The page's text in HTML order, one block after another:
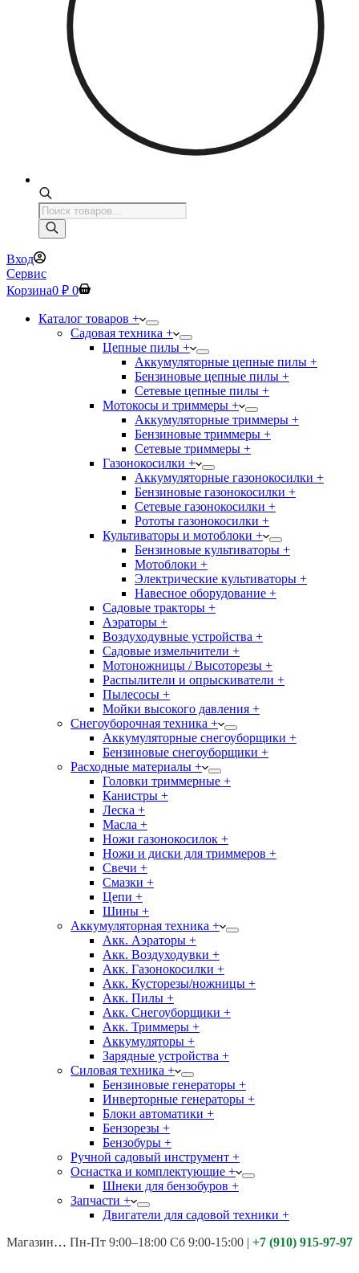
Поиск
товаров
Вход
Сервис
Корзина0 ₽ 0
Каталог товаров +
Садовая техника +
Цепные пилы +
Аккумуляторные цепные пилы +
Бензиновые цепные пилы +
Сетевые цепные пилы +
Мотокосы и триммеры +
Аккумуляторные триммеры +
Бензиновые триммеры +
Сетевые триммеры +
Газонокосилки +
Аккумуляторные газонокосилки +
Бензиновые газонокосилки +
Сетевые газонокосилки +
Рототы газонокосилки +
Культиваторы и мотоблоки +
Бензиновые культиваторы +
Мотоблоки +
Электрические культиваторы +
Навесное оборудование +
Садовые тракторы +
Аэраторы +
Воздуходувные устройства +
Садовые измельчители +
Мотоножницы / Высоторезы +
Распылители и опрыскиватели +
Пылесосы +
Мойки высокого давления +
Снегоуборочная техника +
Аккумуляторные снегоуборщики +
Бензиновые снегоуборщики +
Расходные материалы +
Головки триммерные +
Канистры +
Леска +
Масла +
Ножи газонокосилок +
Ножи и диски для триммеров +
Свечи +
Смазки +
Цепи +
Шины +
Аккумуляторная техника +
Акк. Аэраторы +
Акк. Воздуходувки +
Акк. Газонокосилки +
Акк. Кусторезы/ножницы +
Акк. Пилы +
Акк. Снегоуборщики +
Акк. Триммеры +
Аккумуляторы +
Зарядные устройства +
Силовая техника +
Бензиновые генераторы +
Инверторные генераторы +
Блоки автоматики +
Бензорезы +
Бензобуры +
Ручной садовый инструмент +
Оснастка и комплектующие +
Шнеки для бензобуров +
Запчасти +
Двигатели для садовой техники +
Магазины: Калуга ул. Московская д.113
Пн-Пт 9:00–18:00 Сб 9:00-15:00 | +7 (910) 915-97-97